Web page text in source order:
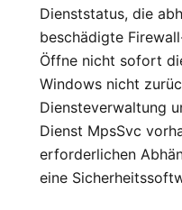
Dienststatus, die
beschädigte
Öffne nicht sofort
Windows nicht
Diensteverwaltung
Dienst MpsSvc
erforderlichen
eine